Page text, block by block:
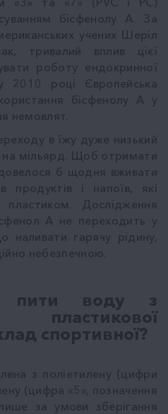
бісфенолу А. За
учених Шеріл
тривалий вплив цієї
роботу ендокринної
році Європейська
бісфенолу А у
немовлят.
в їжу дуже низький
на мільярд. Щоб отримати
б щодня вживати
продуктів і напоїв, які
Дослідження
А не переходить у
наливати гарячу рідину,
небезпечною.
пити воду з
пластикової
спортивної?
з поліетилену (цифри
(цифра «5», позначення
за умови зберігання